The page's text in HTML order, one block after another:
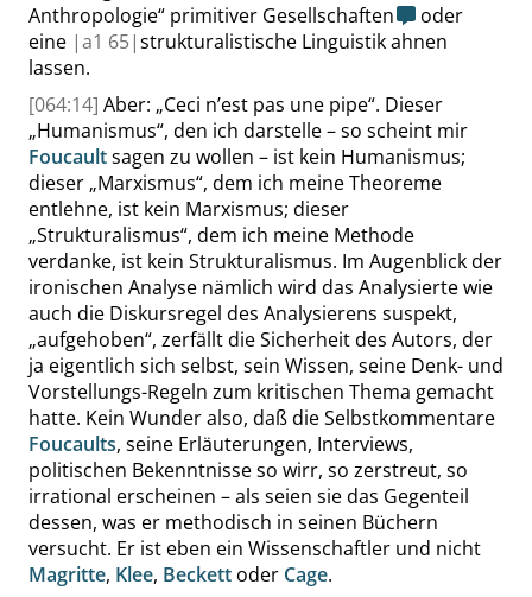
Anthropologie“ primitiver Gesellschaften
oder
eine |a1 65|strukturalistische Linguistik ahnen
lassen.
[064:14] Aber: „Ceci n’est pas une pipe“. Dieser
„Humanismus“, den ich darstelle – so scheint mir
Foucaultsagen zu wollen – ist kein Humanismus;
dieser „Marxismus“, dem ich meine Theoreme
entlehne, ist kein Marxismus; dieser
„Strukturalismus“, dem ich meine Methode
verdanke, ist kein Strukturalismus. Im Augenblick der
ironischen Analyse nämlich wird das Analysierte wie
auch die Diskursregel des Analysierens suspekt,
„aufgehoben“, zerfällt die Sicherheit des Autors, der
ja eigentlich sich selbst, sein Wissen, seine Denk- und
Vorstellungs-Regeln zum kritischen Thema gemacht
hatte. Kein Wunder also, daß die Selbstkommentare
Foucaults, seine Erläuterungen, Interviews,
politischen Bekenntnisse so wirr, so zerstreut, so
irrational erscheinen – als seien sie das Gegenteil
dessen, was er methodisch in seinen Büchern
versucht. Er ist eben ein Wissenschaftler und nicht
Magritte, Klee, Beckett oder Cage.